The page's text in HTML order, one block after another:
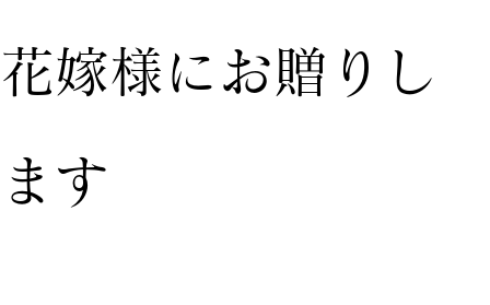
花嫁様にお贈りし
ます